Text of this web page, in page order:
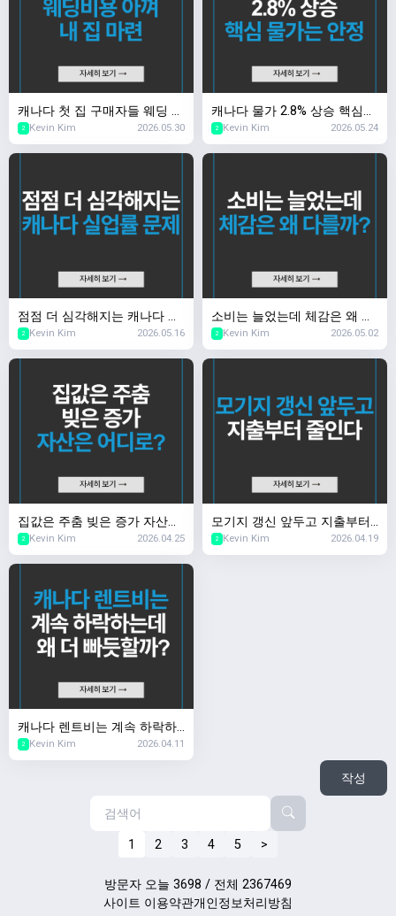
캐나다 첫 집 구매자들 웨딩 비
용 아껴 내 집 마련
2 Kevin Kim 2026.05.30
캐나다 물가 2.8% 상승 핵심
물가는 안정
2 Kevin Kim 2026.05.24
점점 더 심각해지는 캐나다 실
업률 문제
2 Kevin Kim 2026.05.16
소비는 늘었는데 체감은 왜 다
를까?
2 Kevin Kim 2026.05.02
집값은 주춤 빚은 증가 자산은
어디로?
2 Kevin Kim 2026.04.25
모기지 갱신 앞두고 지출부터
줄인다
2 Kevin Kim 2026.04.19
캐나다 렌트비는 계속 하락하
는데 왜 더 빠듯할까?
2 Kevin Kim 2026.04.11
작성
1 2 3 4 5 >
방문자 오늘 3698 / 전체 2367469
사이트 이용약관개인정보처리방침